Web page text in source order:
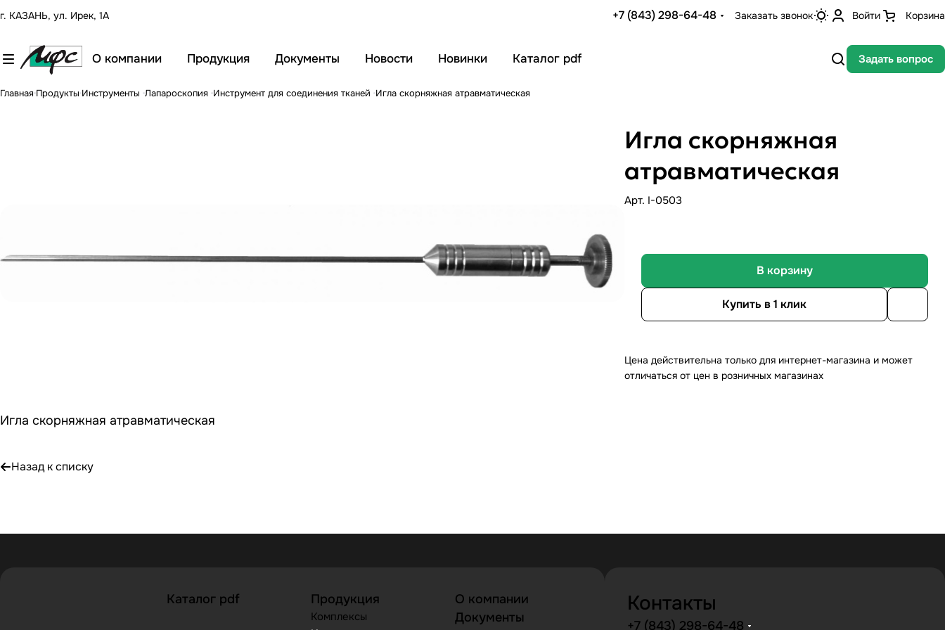
г. КАЗАНЬ, ул. Ирек, 1А +7 (843) 298-64-48 Заказать звонок Войти Корзина
О компании Продукция Документы Новости Новинки Каталог pdf Задать вопрос
Главная Продукты Инструменты Лапароскопия Инструмент для соединения тканей Игла скорняжная атравматическая
Игла скорняжная
атравматическая
Арт. I-0503
В корзину
Купить в 1 клик
Цена действительна только для интернет-магазина и может
отличаться от цен в розничных магазинах
Игла скорняжная атравматическая
Назад к списку
Каталог pdf Продукция
Комплексы
О компании
Документы
Контакты
+7 (843) 298-64-48